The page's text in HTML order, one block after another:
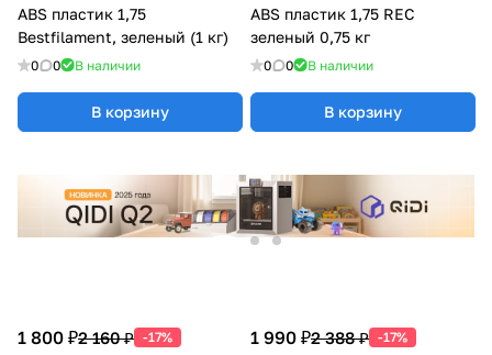
ABS пластик 1,75
Bestfilament, зеленый (1 кг)
0 0 В наличии
В корзину
ABS пластик 1,75 REC
зеленый 0,75 кг
0 0 В наличии
В корзину
1 800 ₽2 160 ₽ -17% 1 990 ₽2 388 ₽ -17%